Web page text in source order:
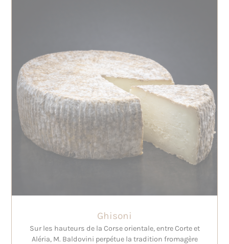
Ghisoni
Sur les hauteurs de la Corse orientale, entre Corte et
Aléria, M. Baldovini perpétue la tradition fromagère